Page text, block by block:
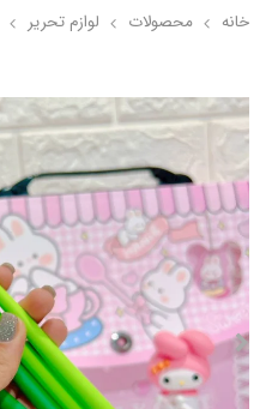
خانه محصولات لوازم تحریر